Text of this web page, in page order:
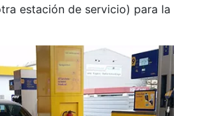
estación de servicio) para la